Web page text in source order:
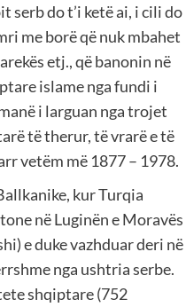
do t’i ketë ai, i cili do
me borë që nuk mbahet
etj., që banonin në
islame nga fundi i
i larguan nga trojet
të therur, të vrarë e të
vetëm më 1877 – 1978.
kur Turqia
në Luginën e Moravës
e duke vazhduar deri në
nga ushtria serbe.
shqiptare (752